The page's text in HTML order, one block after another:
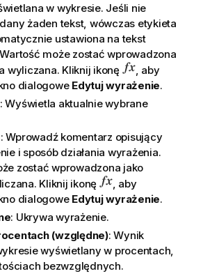
w wykresie. Jeśli nie
żaden tekst, wówczas etykieta
ustawiona na tekst
może zostać wprowadzona
wyliczana. Kliknij ikonę
, aby
dialogowe Edytuj wyrażenie.
: Wyświetla aktualnie wybrane
: Wprowadź komentarz opisujący
i sposób działania wyrażenia.
zostać wprowadzona jako
Kliknij ikonę
, aby
dialogowe Edytuj wyrażenie.
: Ukrywa wyrażenie.
(względne): Wynik
wyświetlany w procentach,
bezwzględnych.